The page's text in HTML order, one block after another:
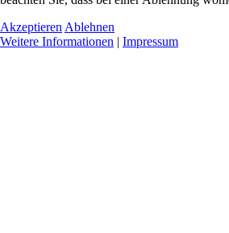
Akzeptieren Ablehnen
Weitere Informationen | Impressum